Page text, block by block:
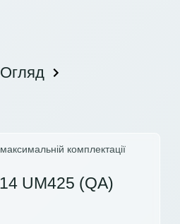
Огляд
комплектації
UM425 (QA)